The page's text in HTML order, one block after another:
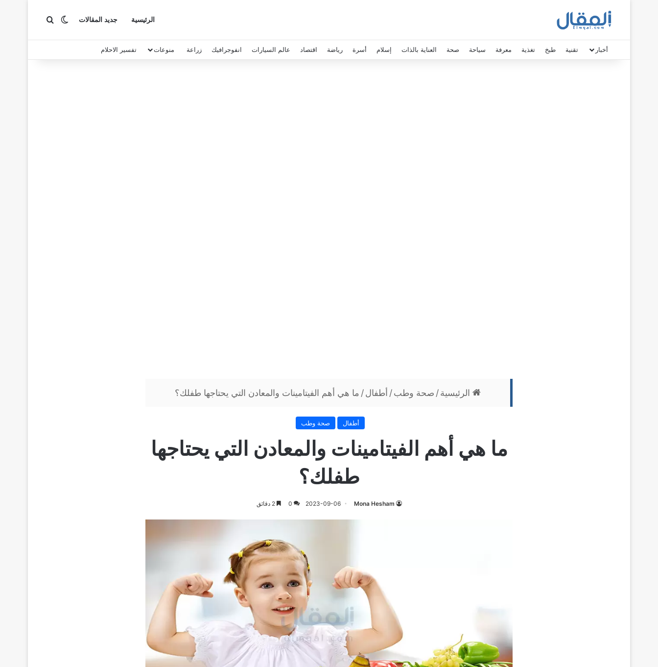
الرئيسية جديد المقالات الوضع المظلم
بحث عن
أخبار تقنية طبخ تغذية معرفة سياحة صحة العناية بالذات إسلام أسرة رياضة اقتصاد عالم السيارات انفوجرافيك زراعة منوعات تفسير الاحلام
الرئيسية/ صحة وطب/ أطفال/ ما هي أهم الفيتامينات والمعادن التي يحتاجها طفلك؟
أطفال صحة وطب
ما هي أهم الفيتامينات والمعادن التي يحتاجها
طفلك؟
Mona Hesham
2023-09-06
0 2 دقائق